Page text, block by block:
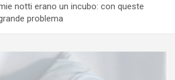
notti erano un incubo: con queste
problema